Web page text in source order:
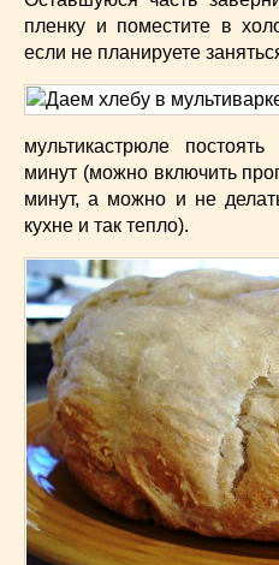
пленку и поместите в
если не планируете
мультикастрюле
минут (можно включить
минут, а можно и не
кухне и так тепло).